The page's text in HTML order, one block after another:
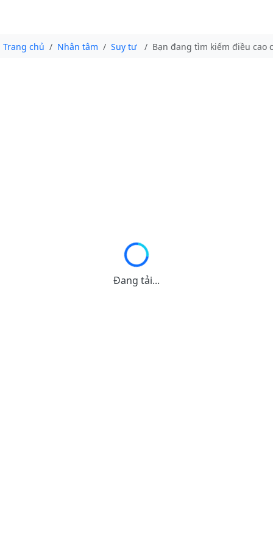
Trang chủ Nhân tâm Suy tư Bạn đang tìm kiếm điều cao
Đang tải...